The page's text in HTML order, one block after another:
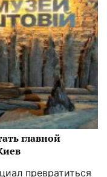
главной
превратиться